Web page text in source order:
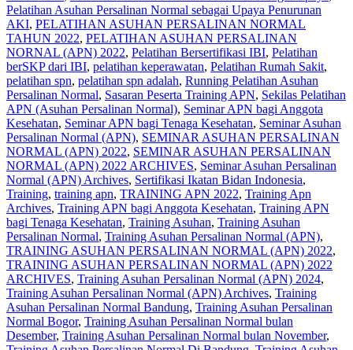
Pelatihan Asuhan Persalinan Normal sebagai Upaya Penurunan
AKI, PELATIHAN ASUHAN PERSALINAN NORMAL
TAHUN 2022, PELATIHAN ASUHAN PERSALINAN
NORNAL (APN) 2022, Pelatihan Bersertifikasi IBI, Pelatihan
berSKP dari IBI, pelatihan keperawatan, Pelatihan Rumah Sakit,
pelatihan spn, pelatihan spn adalah, Running Pelatihan Asuhan
Persalinan Normal, Sasaran Peserta Training APN, Sekilas Pelatihan
APN (Asuhan Persalinan Normal), Seminar APN bagi Anggota
Kesehatan, Seminar APN bagi Tenaga Kesehatan, Seminar Asuhan
Persalinan Normal (APN), SEMINAR ASUHAN PERSALINAN
NORMAL (APN) 2022, SEMINAR ASUHAN PERSALINAN
NORMAL (APN) 2022 ARCHIVES, Seminar Asuhan Persalinan
Normal (APN) Archives, Sertifikasi Ikatan Bidan Indonesia,
Training, training apn, TRAINING APN 2022, Training Apn
Archives, Training APN bagi Anggota Kesehatan, Training APN
bagi Tenaga Kesehatan, Training Asuhan, Training Asuhan
Persalinan Normal, Training Asuhan Persalinan Normal (APN),
TRAINING ASUHAN PERSALINAN NORMAL (APN) 2022,
TRAINING ASUHAN PERSALINAN NORMAL (APN) 2022
ARCHIVES, Training Asuhan Persalinan Normal (APN) 2024,
Training Asuhan Persalinan Normal (APN) Archives, Training
Asuhan Persalinan Normal Bandung, Training Asuhan Persalinan
Normal Bogor, Training Asuhan Persalinan Normal bulan
Desember, Training Asuhan Persalinan Normal bulan November,